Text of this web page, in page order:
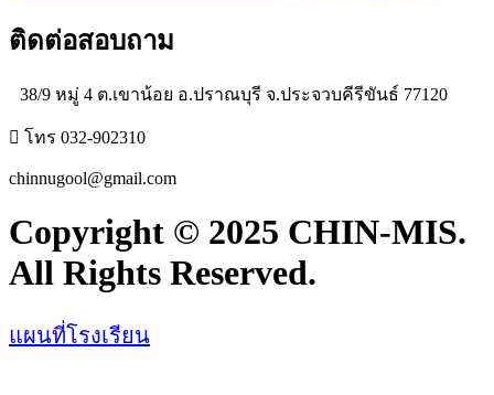
ติดต่อสอบถาม
38/9 หมู่ 4 ต.เขาน้อย อ.ปราณบุรี จ.ประจวบคีรีขันธ์ 77120
โทร 032-902310
chinnugool@gmail.com
Copyright © 2025 CHIN-MIS.
All Rights Reserved.
แผนที่โรงเรียน